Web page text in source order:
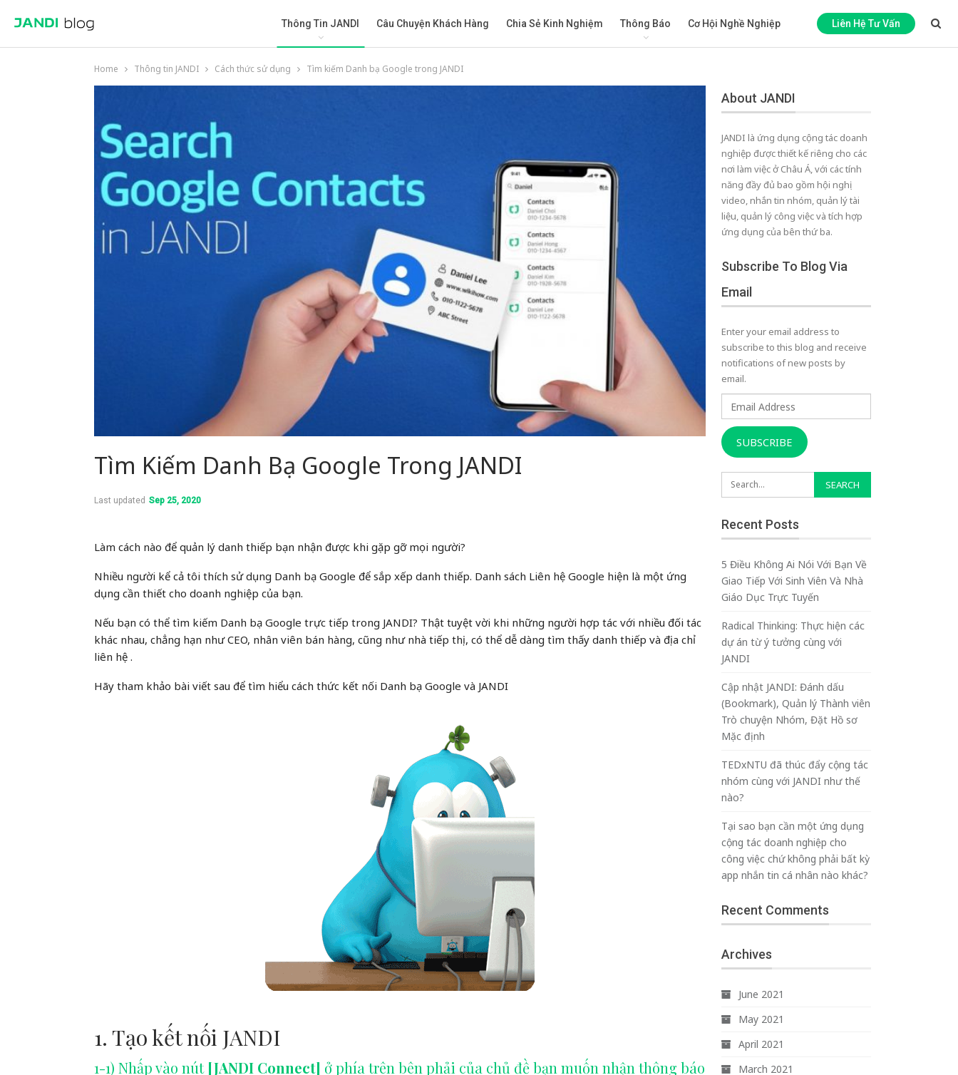
Thông Tin JANDI Câu Chuyện Khách Hàng Chia Sẻ Kinh Nghiệm Thông Báo Cơ Hội Nghề Nghiệp Liên Hệ Tư Vấn
Home Thông tin JANDI Cách thức sử dụng Tìm kiếm Danh bạ Google trong JANDI
Tìm Kiếm Danh Bạ Google Trong JANDI
Last updated Sep 25, 2020
Làm cách nào để quản lý danh thiếp bạn nhận được khi gặp gỡ mọi người?
Nhiều người kể cả tôi thích sử dụng Danh bạ Google để sắp xếp danh thiếp. Danh sách Liên hệ Google hiện là một ứng
dụng cần thiết cho doanh nghiệp của bạn.
Nếu bạn có thể tìm kiếm Danh bạ Google trực tiếp trong JANDI? Thật tuyệt vời khi những người hợp tác với nhiều đối tác
khác nhau, chẳng hạn như CEO, nhân viên bán hàng, cũng như nhà tiếp thị, có thể dễ dàng tìm thấy danh thiếp và địa chỉ
liên hệ .
Hãy tham khảo bài viết sau để tìm hiểu cách thức kết nối Danh bạ Google và JANDI
1. Tạo kết nối JANDI
1-1) Nhấp vào nút [JANDI Connect] ở phía trên bên phải của chủ đề bạn muốn nhận thông báo
About JANDI
JANDI là ứng dụng cộng tác doanh
nghiệp được thiết kế riêng cho các
nơi làm việc ở Châu Á, với các tính
năng đầy đủ bao gồm hội nghị
video, nhắn tin nhóm, quản lý tài
liệu, quản lý công việc và tích hợp
ứng dụng của bên thứ ba.
Subscribe To Blog Via
Email
Enter your email address to
subscribe to this blog and receive
notifications of new posts by
email.
Email
Address
SUBSCRIBE
Recent Posts
5 Điều Không Ai Nói Với Bạn Về
Giao Tiếp Với Sinh Viên Và Nhà
Giáo Dục Trực Tuyến
Radical Thinking: Thực hiện các
dự án từ ý tưởng cùng với
JANDI
Cập nhật JANDI: Đánh dấu
(Bookmark), Quản lý Thành viên
Trò chuyện Nhóm, Đặt Hồ sơ
Mặc định
TEDxNTU đã thúc đẩy cộng tác
nhóm cùng với JANDI như thế
nào?
Tại sao bạn cần một ứng dụng
cộng tác doanh nghiệp cho
công việc chứ không phải bất kỳ
app nhắn tin cá nhân nào khác?
Recent Comments
Archives
June 2021
May 2021
April 2021
March 2021